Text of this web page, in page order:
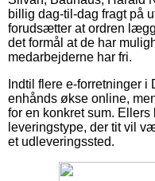
billig dag-til-dag fragt på
forudsætter at ordren
det formål at de har
medarbejderne har fri.
Indtil flere e-forretninger
enhånds økse online,
for en konkret sum.
leveringstype, der tit vil
et udleveringssted.